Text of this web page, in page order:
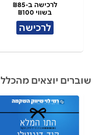
לרכישה ב-₪85
בשווי ₪100
לרכישה
שוברים יוצאים מהכלל